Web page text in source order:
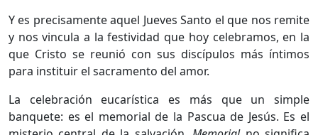
Y es precisamente aquel Jueves Santo el que nos remite
y nos vincula a la festividad que hoy celebramos, en la
que Cristo se reunió con sus discípulos más íntimos
para instituir el sacramento del amor.
La celebración eucarística es más que un simple
banquete: es el memorial de la Pascua de Jesús. Es el